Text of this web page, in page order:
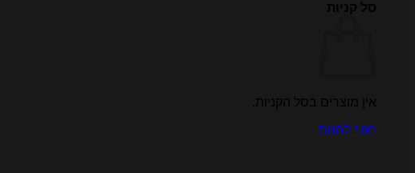
סל קניות
אין מוצרים בסל הקניות.
חזור לחנות